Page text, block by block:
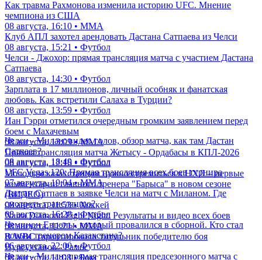
Как травма Рахмонова изменила историю UFC. Мнение
чемпиона из США
08 августа, 16:10 • ММА
Клуб АПЛ захотел арендовать Дастана Сатпаева из Челси
08 августа, 15:21 • Футбол
Челси - Джохор: прямая трансляция матча с участием Дастана
Сатпаева
08 августа, 14:30 • Футбол
Зарплата в 17 миллионов, личный особняк и фанатская
любовь. Как встретили Салаха в Турции?
08 августа, 13:59 • Футбол
Иан Гэрри отметился очередным громким заявлением перед
боем с Махачевым
08 августа, 13:09 • ММА
Прямая трансляция матча Жетысу - Ордабасы в КПЛ-2026
08 августа, 12:16 • Футбол
Молодым казахстанцам нужно стремиться в НХЛ – первые
комментарии главного тренера "Барыса" в новом сезоне
(ВИДЕО)
08 августа, 11:53 • Хоккей
Naiza Diamond Fight Night: Результаты и видео всех боев
08 августа, 11:21 • ММА
В WBC гарантировали титульник победителю боя
Нурсултанов - Рамос
08 августа, 11:08 • Бокс
Челси - Милан: видео голов, обзор матча, как там Дастан
Сатпаев?
08 августа, 18:49 • Футбол
UFC Vegas 120: Прямая трансляция всех боев турнира
07 августа, 19:04 • ММА
Дастан Сатпаев в заявке Челси на матч с Миланом. Где
смотреть трансляцию?
08 августа, 16:28 • Футбол
Чемпион Европы, который провалился в сборной. Кто стал
новым тренером Казахстана?
06 августа, 22:00 • Футбол
Челси - Милан: прямая трансляция предсезонного матча с